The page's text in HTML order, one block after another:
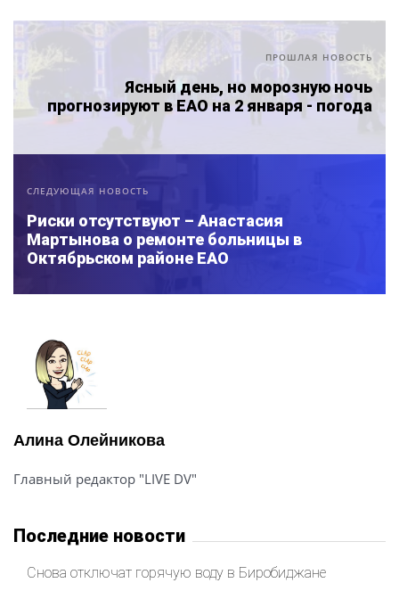
ПРОШЛАЯ НОВОСТЬ
Ясный день, но морозную ночь
прогнозируют в ЕАО на 2 января - погода
СЛЕДУЮЩАЯ НОВОСТЬ
Риски отсутствуют – Анастасия
Мартынова о ремонте больницы в
Октябрьском районе ЕАО
Алина Олейникова
Главный редактор "LIVE DV"
Последние новости
Снова отключат горячую воду в Биробиджане